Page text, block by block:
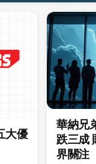
大優
華納兄
跌三成
界關注